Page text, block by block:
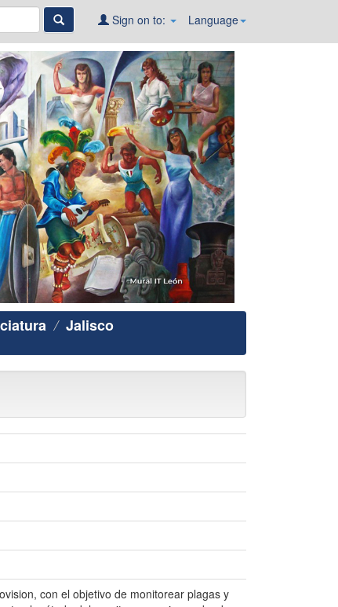
Language
Sign on to:
Jalisco
con el objetivo de monitorear plagas y